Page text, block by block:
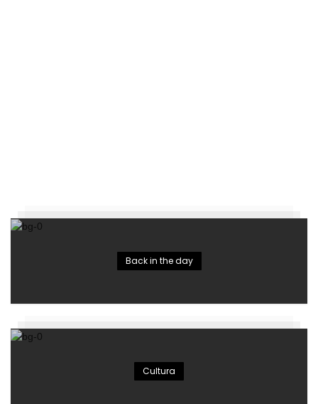
Back in the day
Cultura